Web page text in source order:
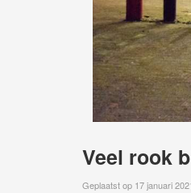
Veel rook
Geplaatst op 17 januari